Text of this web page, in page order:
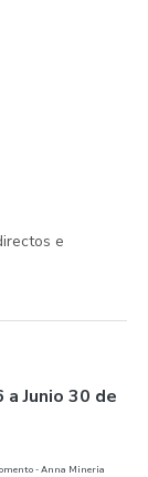
e
Junio 30 de
- Anna Mineria